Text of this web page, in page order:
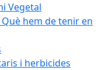
Vegetal
hem de tenir en
i herbicides